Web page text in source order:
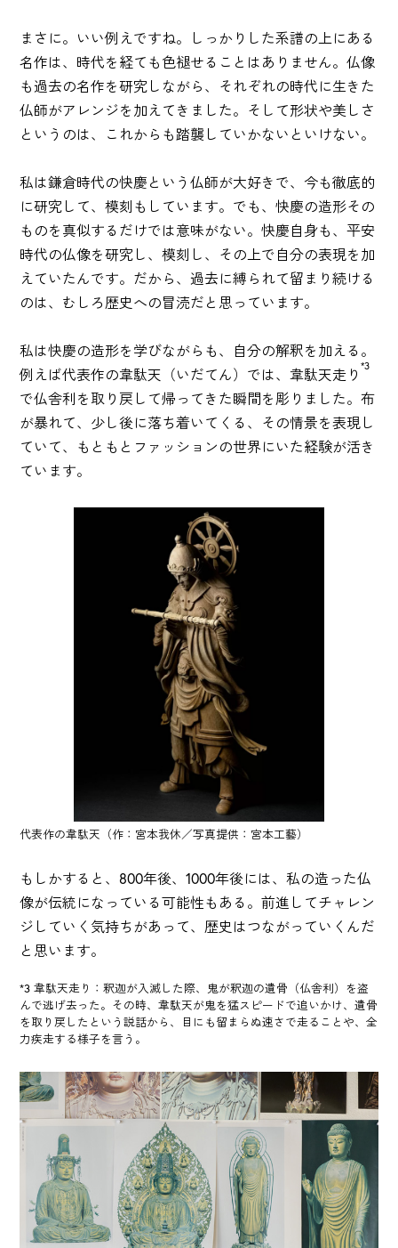
まさに。いい例えですね。しっかりした系譜の上にある
名作は、時代を経ても色褪せることはありません。仏像
も過去の名作を研究しながら、それぞれの時代に生きた
仏師がアレンジを加えてきました。そして形状や美しさ
というのは、これからも踏襲していかないといけない。
私は鎌倉時代の快慶という仏師が大好きで、今も徹底的
に研究して、模刻もしています。でも、快慶の造形その
ものを真似するだけでは意味がない。快慶自身も、平安
時代の仏像を研究し、模刻し、その上で自分の表現を加
えていたんです。だから、過去に縛られて留まり続ける
のは、むしろ歴史への冒涜だと思っています。
私は快慶の造形を学びながらも、自分の解釈を加える。
例えば代表作の韋駄天（いだてん）では、韋駄天走り *3
で仏舎利を取り戻して帰ってきた瞬間を彫りました。布
が暴れて、少し後に落ち着いてくる、その情景を表現し
ていて、もともとファッションの世界にいた経験が活き
ています。
代表作の韋駄天（作：宮本我休／写真提供：宮本工藝）
もしかすると、800年後、1000年後には、私の造った仏
像が伝統になっている可能性もある。前進してチャレン
ジしていく気持ちがあって、歴史はつながっていくんだ
と思います。
*3 韋駄天走り：釈迦が入滅した際、鬼が釈迦の遺骨（仏舎利）を盗
んで逃げ去った。その時、韋駄天が鬼を猛スピードで追いかけ、遺骨
を取り戻したという説話から、目にも留まらぬ速さで走ることや、全
力疾走する様子を言う。